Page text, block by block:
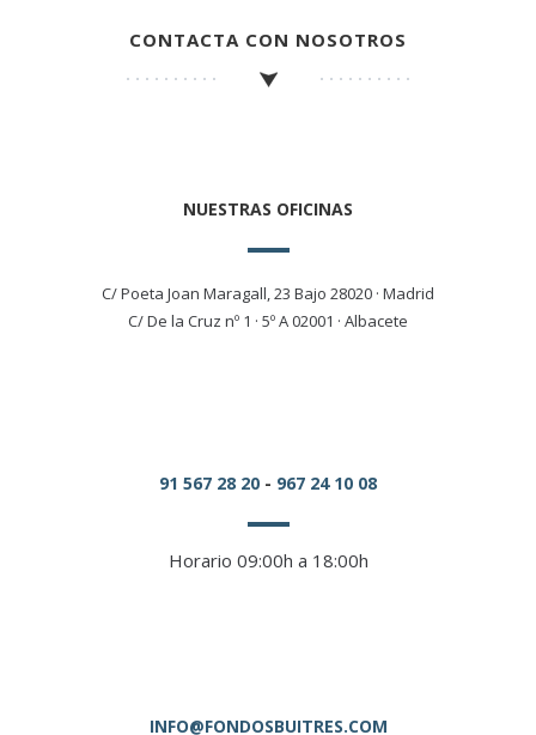
CONTACTA CON NOSOTROS
NUESTRAS OFICINAS
C/ Poeta Joan Maragall, 23 Bajo 28020 · Madrid
C/ De la Cruz nº 1 · 5º A 02001 · Albacete
91 567 28 20 - 967 24 10 08
Horario 09:00h a 18:00h
INFO@FONDOSBUITRES.COM